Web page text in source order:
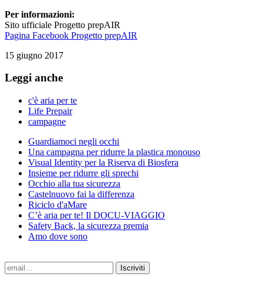
Per informazioni:
Sito ufficiale Progetto prepAIR
Pagina Facebook Progetto prepAIR
15 giugno 2017
Leggi anche
c'è aria per te
Life Prepair
campagne
Guardiamoci negli occhi
Una campagna per ridurre la plastica monouso
Visual Identity per la Riserva di Biosfera
Insieme per ridurre gli sprechi
Occhio alla tua sicurezza
Castelnuovo fai la differenza
Riciclo d'aMare
C’è aria per te! Il DOCU-VIAGGIO
Safety Back, la sicurezza premia
Amo dove sono